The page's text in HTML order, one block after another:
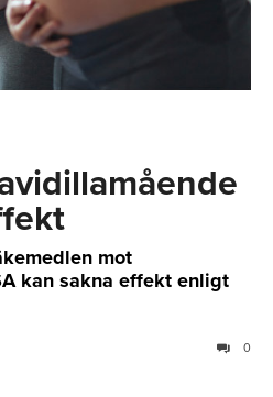
mot
kan sakna effekt enligt
0